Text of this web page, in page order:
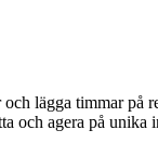
lägga timmar
och agera på unika